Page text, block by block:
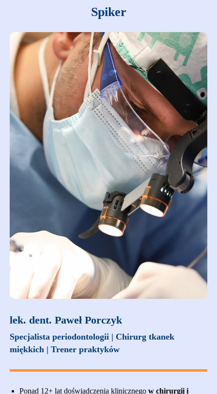
Spiker
lek. dent. Paweł Porczyk
Specjalista periodontologii | Chirurg tkanek
miękkich | Trener praktyków
Ponad 12+ lat doświadczenia klinicznego w chirurgii i